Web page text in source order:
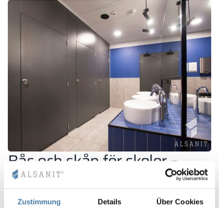
Zustimmung Details Über Cookies
Bås och skåp för skolor –
Zielona Gora. Erbjudande för
utbildningsinstitutioner